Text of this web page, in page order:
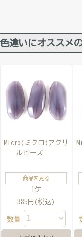
色違いにオススメ
Micro(ミクロ)アクリ
ルビーズ
商品を見る
1ケ
385円(税込)
数量